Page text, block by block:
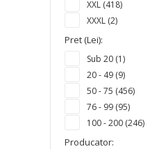
XXL (418)
XXXL (2)
Pret (Lei):
Sub 20 (1)
20 - 49 (9)
50 - 75 (456)
76 - 99 (95)
100 - 200 (246)
Producator: